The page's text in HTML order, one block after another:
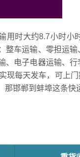
用时大约8.7小时小
整车运输、零担运
、电子电器运输、
现每天发车，可上
邯郸到蚌埠这条快